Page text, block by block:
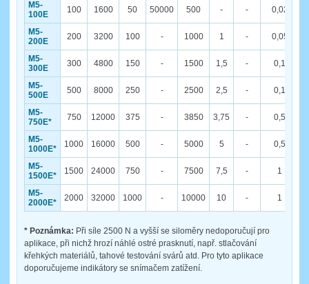
M5-
100E
100 1600 50 50000 500 - - 0,02
M5-
200E
200 3200 100 - 1000 1 - 0,05
M5-
300E
300 4800 150 - 1500 1,5 - 0,1
M5-
500E
500 8000 250 - 2500 2,5 - 0,1
M5-
750E*
750 12000 375 - 3850 3,75 - 0,5
M5-
1000E*
1000 16000 500 - 5000 5 - 0,5
M5-
1500E*
1500 24000 750 - 7500 7,5 - 1
M5-
2000E*
2000 32000 1000 - 10000 10 - 1
* Poznámka: Při síle 2500 N a vyšší se siloměry nedoporučují pro
aplikace, při nichž hrozí náhlé ostré prasknutí, např. stlačování
křehkých materiálů, tahové testování svárů atd. Pro tyto aplikace
doporučujeme indikátory se snímačem zatížení.